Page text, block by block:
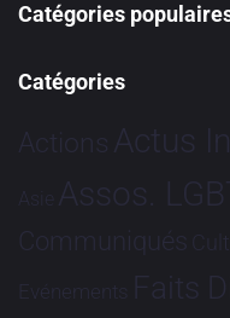
Catégories
Catégories
Actions Actus
Asie Assos.
Communiqués
Evénements Faits